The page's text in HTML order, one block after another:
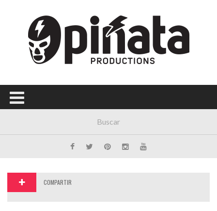
Menú Principal
PORTADA
CONCIERTOS
FESTIVALES
COMPARTIR